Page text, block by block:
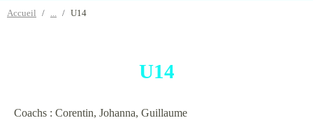
Accueil U14
U14
Coachs : Corentin, Johanna, Guillaume